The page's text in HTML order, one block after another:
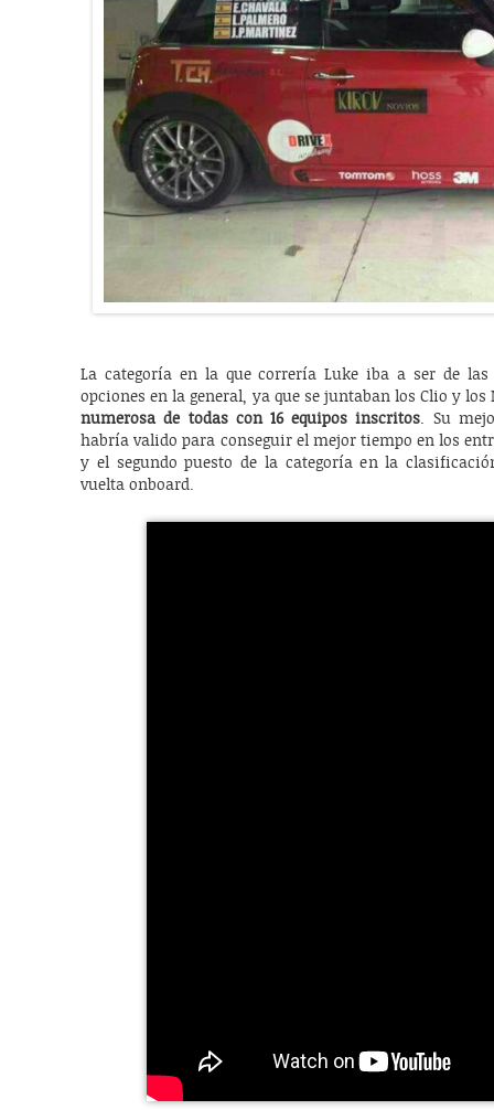
La categoría en la que correría Luke iba a ser de
opciones en la general, ya que se juntaban los Clio y
numerosa de todas con 16 equipos inscritos. Su
habría valido para conseguir el mejor tiempo en los
y el segundo puesto de la categoría en la
vuelta onboard.